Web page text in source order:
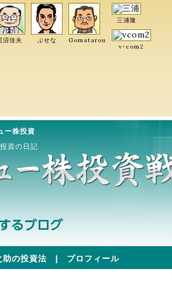
沼佳夫 ぶせな Gomatarou
三浦隆
v-com2
ー株投資
資の日記
助の投資法 | プロフィール